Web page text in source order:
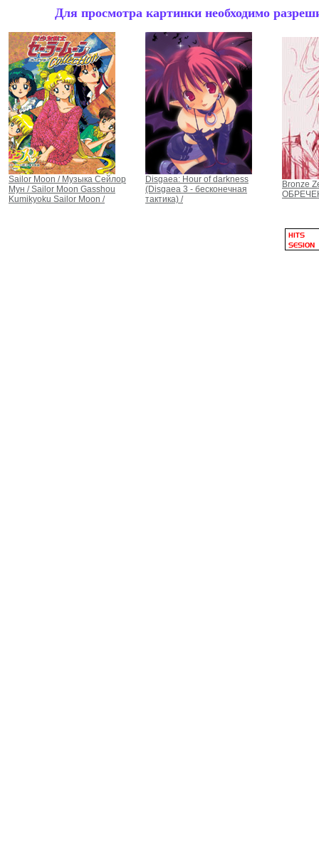
Для просмотра картинки необходимо
Sailor Moon / Музыка Сейлор
Мун / Sailor Moon Gasshou
Kumikyoku Sailor Moon /
Disgaea: Hour of darkness
(Disgaea 3 - бесконечная
тактика) /
Bronze